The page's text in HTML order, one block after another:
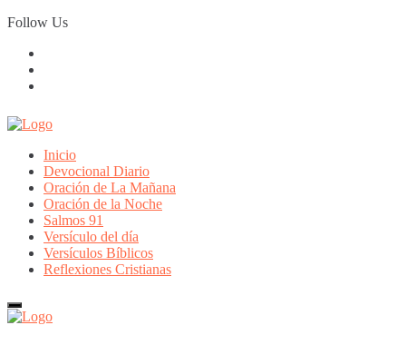
Skip
to
Follow Us
Inicio
Devocional Diario
Oración de La Mañana
Oración de la Noche
Salmos 91
Versículo del día
Versículos Bíblicos
Reflexiones Cristianas